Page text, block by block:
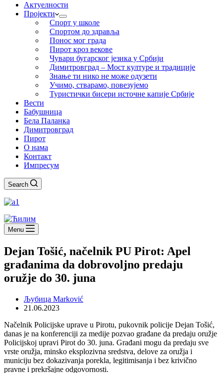
Актуелности
Пројекти
Спорт у школе
Спортом до здравља
Понос мог града
Пирот кроз векове
Чувари бугарског језика у Србији
Димитровград – Мост културе и традиције
Знање ти нико не може одузети
Учимо, стварамо, повезујемо
Туристички бисери источне капије Србије
Вести
Бабушница
Бела Паланка
Димитровград
Пирот
О нама
Контакт
Импресум
Search
Menu
Dejan Tošić, načelnik PU Pirot: Apel
građanima da dobrovoljno predaju
oružje do 30. juna
Љубица Marković
21.06.2023
Načelnik Policijske uprave u Pirotu, pukovnik policije Dejan Tošić,
danas je na konferenciji za medije pozvao građane da predaju oružje
Policijskoj upravi Pirot do 30. juna. Građani mogu da predaju sve
vrste oružja, minsko eksplozivna sredstva, delove za oružja i
municiju bez dokazivanja porekla, legitimisanja i bez krivično
pravne i prekršajne odgovornosti.